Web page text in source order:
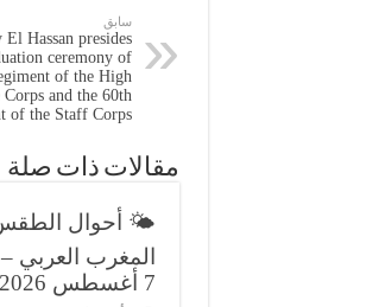
سابق
Hassan presides
ceremony of
of the High
Corps and the 60th
of the Staff Corps
مقالات ذات صلة
🌤️ أحوال
المغرب العربي
7 أغسطس 2026